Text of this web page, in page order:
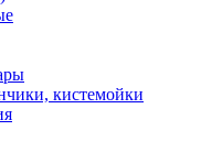
кистемойки